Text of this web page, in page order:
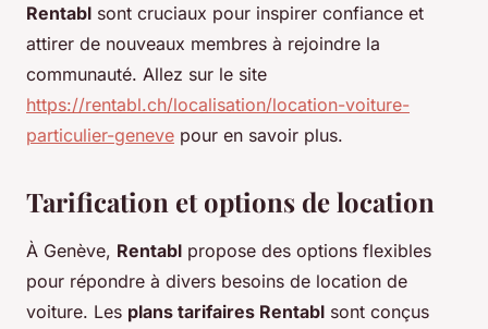
Rentabl sont cruciaux pour inspirer confiance et
attirer de nouveaux membres à rejoindre la
communauté. Allez sur le site
https://rentabl.ch/localisation/location-voiture-
particulier-geneve pour en savoir plus.
Tarification et options de location
À Genève, Rentabl propose des options flexibles
pour répondre à divers besoins de location de
voiture. Les plans tarifaires Rentabl sont conçus